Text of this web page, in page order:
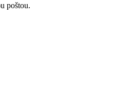
poštou.